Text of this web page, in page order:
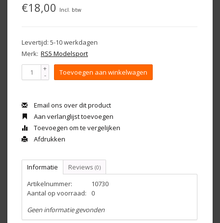
€18,00 Incl. btw
Levertijd: 5-10 werkdagen
Merk: RS5 Modelsport
+
- Toevoegen aan winkelwagen
Email ons over dit product
Aan verlanglijst toevoegen
Toevoegen om te vergelijken
Afdrukken
Informatie Reviews (0)
Artikelnummer:
10730
Aantal op voorraad:
0
Geen informatie gevonden